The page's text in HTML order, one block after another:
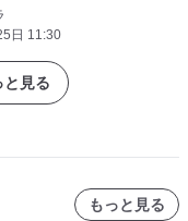
日 11:30
見る
もっと見る